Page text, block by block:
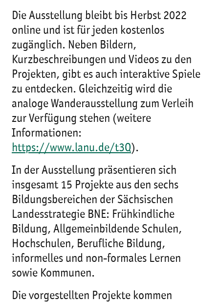
Die Ausstellung bleibt bis Herbst 2022
online und ist für jeden kostenlos
zugänglich. Neben Bildern,
Kurzbeschreibungen und Videos zu den
Projekten, gibt es auch interaktive Spiele
zu entdecken. Gleichzeitig wird die
analoge Wanderausstellung zum Verleih
zur Verfügung stehen (weitere
Informationen:
https://www.lanu.de/t3Q).
In der Ausstellung präsentieren sich
insgesamt 15 Projekte aus den sechs
Bildungsbereichen der Sächsischen
Landesstrategie BNE: Frühkindliche
Bildung, Allgemeinbildende Schulen,
Hochschulen, Berufliche Bildung,
informelles und non-formales Lernen
sowie Kommunen.
Die vorgestellten Projekte kommen